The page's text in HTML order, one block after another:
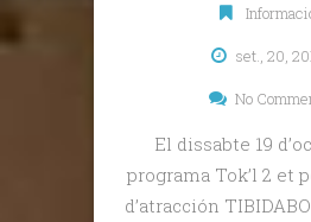
set., 20,
No
El dissabte 19
programa Tok’l 2 et
d’atracción